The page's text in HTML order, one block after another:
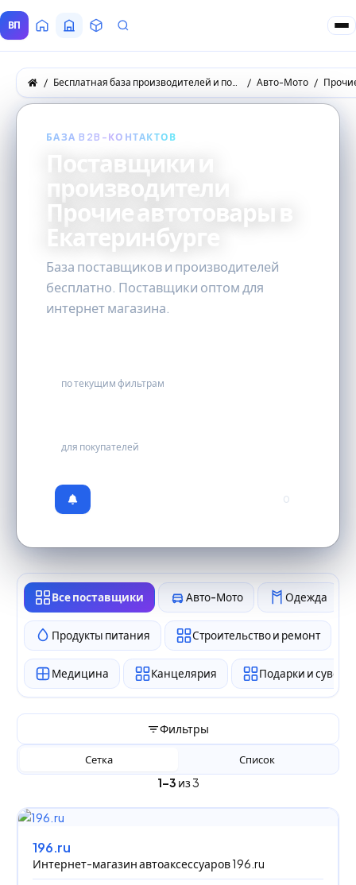
ВП ГлавнаяВсе Поставщики
ТоварыЗапросы покупателей
Бесплатная база производителей и поставщиков товаров оптом Авто-Мото
БАЗА B2B-КОНТАКТОВ
Поставщики и
производители
Прочие автотовары в
Екатеринбурге
База поставщиков и производителей
бесплатно. Поставщики оптом для
интернет магазина.
по текущим фильтрам
для покупателей
0
Все поставщики Авто-Мото Одежда
Продукты питания Строительство и ремонт
Медицина Канцелярия Подарки и
Фильтры
1–3 из 3
Сетка Список
196.ru
Интернет-магазин автоаксессуаров 196.ru